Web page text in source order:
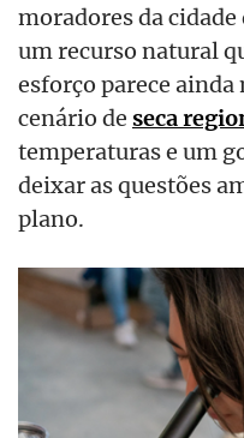
moradores da
um recurso natural
esforço parece
cenário de seca
temperaturas e um
deixar as questões
plano.